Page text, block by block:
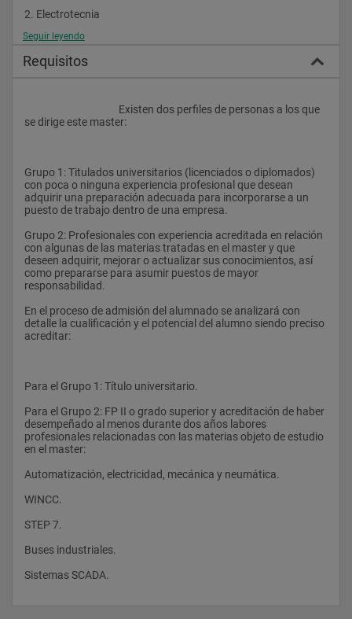
solvencia estos cometidos y así convertirte en pieza
fundamental dentro del proceso productivo.
"Gracias al master en mantenimiento industrial he conseguido
en el día a día”. Carlos (Madrid)
resultará más asequible gracias a EXITAE y la Universidad
Camilo José Cela con este master en mantenimiento industrial
que además de otorgarte el título universitario te ofrece la
posibilidad, si así lo deseas, de hacer prácticas en empresas y
2. Electrotecnia
Fundamentos generales de electrotecnia.
Protección y aparamenta.
Baterías de condensadores.
Centros de transformación (CT).
Luminotecnia.
Dimensionado de una instalación electrotécnica.
Tramitación de la documentación de una instalación.
Redacción de proyectos electrotécnicos de BT.
Automatismos eléctricos.
Esquemas eléctricos.
Localización de averías eléctricas. Ejemplos prácticos.
Motores eléctricos.
Arranque de motores eléctricos.
Seguir leyendo
Requisitos
se dirige este master:
Grupo 1: Titulados universitarios (licenciados o diplomados)
con poca o ninguna experiencia profesional que desean
adquirir una preparación adecuada para incorporarse a un
puesto de trabajo dentro de una empresa.
Grupo 2: Profesionales con experiencia acreditada en relación
con algunas de las materias tratadas en el master y que
deseen adquirir, mejorar o actualizar sus conocimientos, así
como prepararse para asumir puestos de mayor
responsabilidad.
En el proceso de admisión del alumnado se analizará con
detalle la cualificación y el potencial del alumno siendo preciso
acreditar:
Para el Grupo 1: Título universitario.
Para el Grupo 2: FP II o grado superior y acreditación de haber
desempeñado al menos durante dos años labores
profesionales relacionadas con las materias objeto de estudio
en el master:
Automatización, electricidad, mecánica y neumática.
WINCC.
STEP 7.
Buses industriales.
Sistemas SCADA.